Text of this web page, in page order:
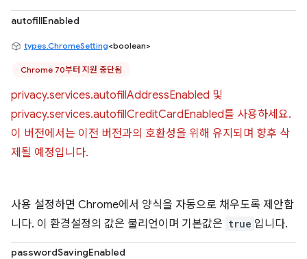
autofillEnabled
types.ChromeSetting<boolean>
Chrome 70부터 지원 중단됨
privacy.services.autofillAddressEnabled 및
privacy.services.autofillCreditCardEnabled를 사용하세요.
이 버전에서는 이전 버전과의 호환성을 위해 유지되며 향후 삭
제될 예정입니다.
사용 설정하면 Chrome에서 양식을 자동으로 채우도록 제안합
니다. 이 환경설정의 값은 불리언이며 기본값은 true 입니다.
passwordSavingEnabled